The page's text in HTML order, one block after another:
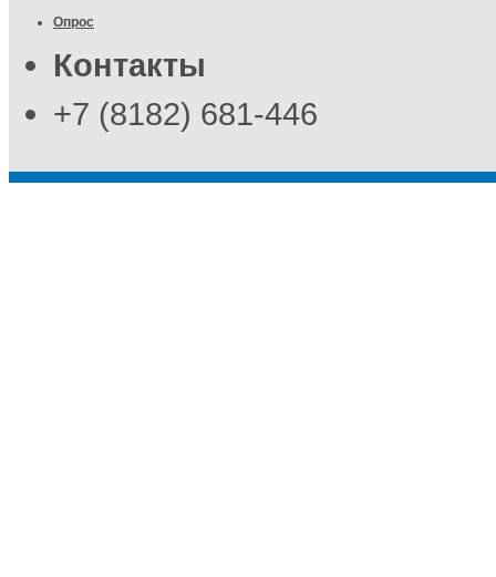
Опрос
Контакты
+7 (8182) 681-446